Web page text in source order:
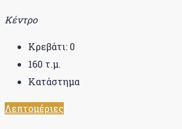
Κέντρο
Κρεβάτι: 0
160 τ.μ.
Κατάστημα
Λεπτομέριες